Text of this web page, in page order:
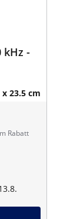
kHz -
x 23.5 cm
Rabatt